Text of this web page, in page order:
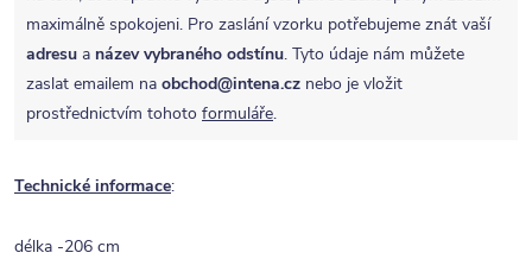
maximálně spokojeni. Pro zaslání vzorku potřebujeme znát vaší
adresu a název vybraného odstínu. Tyto údaje nám můžete
zaslat emailem na obchod@intena.cz nebo je vložit
prostřednictvím tohoto formuláře.
Technické informace:
délka -206 cm